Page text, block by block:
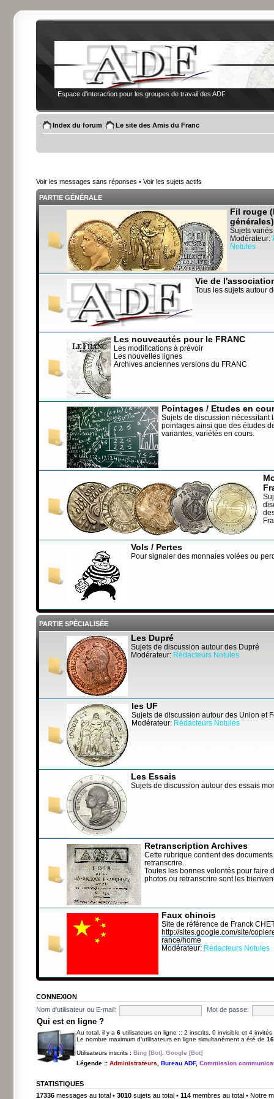
Espace d'interaction pour les groupes de travail des ADF
Index du forum Le site des Amis du Franc
Voir les messages sans réponses • Voir les sujets actifs
PARTIE GÉNÉRALE
Fil rouge
générales)
Sujets variés
Modérateur:
Notules
Vie de
Tous les sujets autour
Les nouveautés pour le FRANC
Les modifications à prévoir
Les nouvelles lignes
Archives anciennes versions du FRANC
Pointages / Etudes en
Sujets de discussion nécessitant
pointages ainsi que des études
variantes, variétés en cours.
Vols / Pertes
Pour signaler des monnaies volées ou
PARTIE SPÉCIALISÉE
Les Dupré
Sujets de discussion autour des Dupré
Modérateur: Rédacteurs Notules
les UF
Sujets de discussion autour des Union et
Modérateur: Rédacteurs Notules
Les Essais
Sujets de discussion autour des essais
Retranscription Archives
Cette rubrique contient des
retranscrire.
Toutes les bonnes volontés pour faire
photos ou retranscrire sont les
Faux chinois
Site de référence de Franck
http://sites.google.com/site/
rance/home
Modérateur: Rédacteurs Notules
CONNEXION
Nom d'utilisateur ou E-mail:
Mot de passe:
Qui est en ligne ?
Au total, il y a 6 utilisateurs en ligne :: 2 inscrits, 0 invisible et 4
Le nombre maximum d’utilisateurs en ligne simultanément a été de
Utilisateurs inscrits : Bing [Bot] Google [Bot]
Légende :: Administrateurs Bureau ADF, Commission
STATISTIQUES
17336 messages au total • 3010 sujets au total • 114 membres au total • Notre